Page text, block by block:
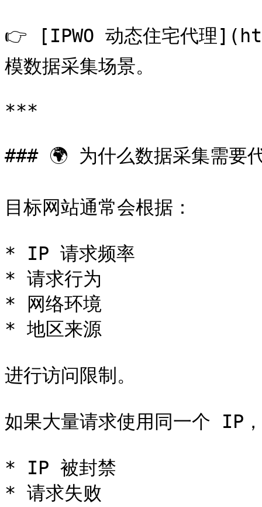
👉 [IPWO 动态住宅代理
模数据采集场景。
***
### 🌍 为什么数据采集需要
目标网站通常会根据：
* IP 请求频率
* 请求行为
* 网络环境
* 地区来源
进行访问限制。
如果大量请求使用同一个 IP
* IP 被封禁
* 请求失败